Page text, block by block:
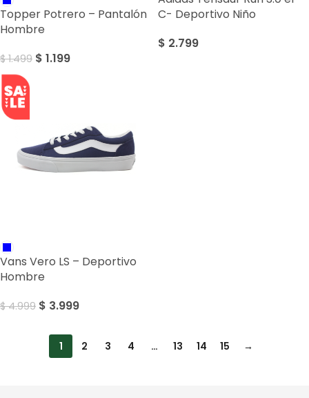
Topper Potrero – Pantalón
Hombre
$1.499 $ 1.199
C- Deportivo Niño
$ 2.799
Vans Vero LS – Deportivo
Hombre
$4.999 $ 3.999
1 2 3 4 … 13 14 15 →